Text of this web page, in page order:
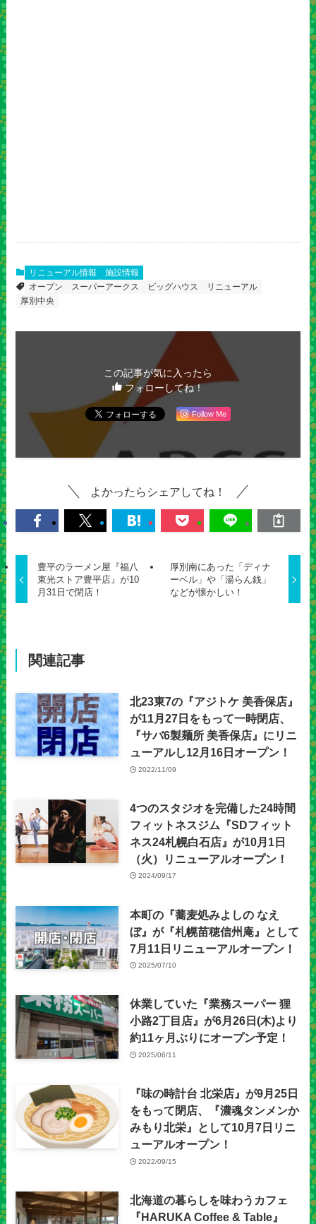
リニューアル情報
施設情報
オープン
スーパーアークス ビッグハウス
リニューアル
厚別中央
この記事が気に入ったら
フォローしてね！
Follow Me
よかったらシェアしてね！
豊平のラーメン屋『福八
東光ストア豊平店』が10
月31日で閉店！
厚別南にあった「ディナ
ーベル」や「湯らん銭」
などが懐かしい！
関連記事
北23東7の『アジトケ 美香保店』
が11月27日をもって一時閉店、
『サバ6製麺所 美香保店』にリニ
ューアルし12月16日オープン！
2022/11/09
4つのスタジオを完備した24時間
フィットネスジム『SDフィット
ネス24札幌白石店』が10月1日
（火）リニューアルオープン！
2024/09/17
本町の『蕎麦処みよしの なえ
ぼ』が『札幌苗穂信州庵』として
7月11日リニューアルオープン！
2025/07/10
休業していた『業務スーパー 狸
小路2丁目店』が6月26日(木)より
約11ヶ月ぶりにオープン予定！
2025/06/11
『味の時計台 北栄店』が9月25日
をもって閉店、『濃魂タンメンか
みもり北栄』として10月7日リニ
ューアルオープン！
2022/09/15
北海道の暮らしを味わうカフェ
『HARUKA Coffee & Table』